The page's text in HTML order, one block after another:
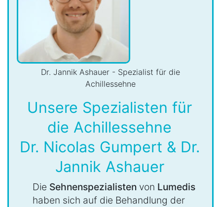
Dr. Jannik Ashauer - Spezialist für die
Achillessehne
Unsere Spezialisten für
die Achillessehne
Dr. Nicolas Gumpert & Dr.
Jannik Ashauer
Die Sehnenspezialisten von Lumedis
haben sich auf die Behandlung der